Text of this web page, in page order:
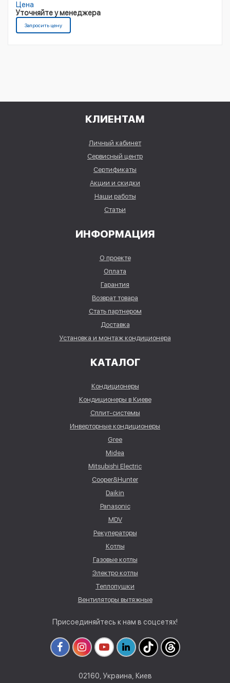
Цена
Уточняйте у менеджера
Запросить цену
КЛИЕНТАМ
Личный кабинет
Сервисный центр
Сертификаты
Акции и скидки
Наши работы
Статьи
ИНФОРМАЦИЯ
О проекте
Оплата
Гарантия
Возврат товара
Стать партнером
Доставка
Установка и монтаж кондиционера
КАТАЛОГ
Кондиционеры
Кондиционеры в Киеве
Сплит-системы
Инверторные кондиционеры
Gree
Midea
Mitsubishi Electric
Cooper&Hunter
Daikin
Panasonic
MDV
Рекуператоры
Котлы
Газовые котлы
Электро котлы
Теплопушки
Вентиляторы вытяжные
Присоединяйтесь к нам в соцсетях!
02160, Украина, Киев